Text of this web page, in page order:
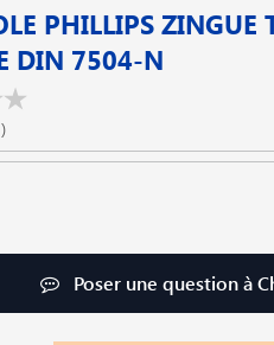
PHILLIPS ZINGUE
DIN 7504-N
Poser une question à